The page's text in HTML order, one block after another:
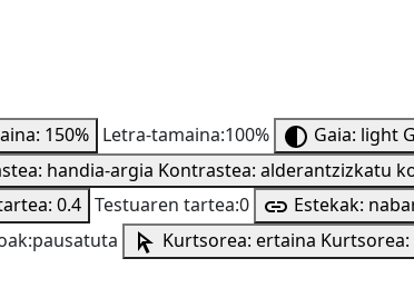
150% Letra-tamaina:100% Gaia: light
handia-argia Kontrastea: alderantzizkatu
0.4 Testuaren tartea:0 Estekak:
Kurtsorea: ertaina